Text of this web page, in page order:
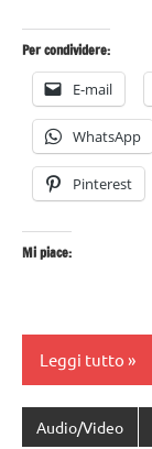
Per condividere:
E-mail
WhatsApp
Pinterest
Mi piace:
Leggi tutto
Audio/Video